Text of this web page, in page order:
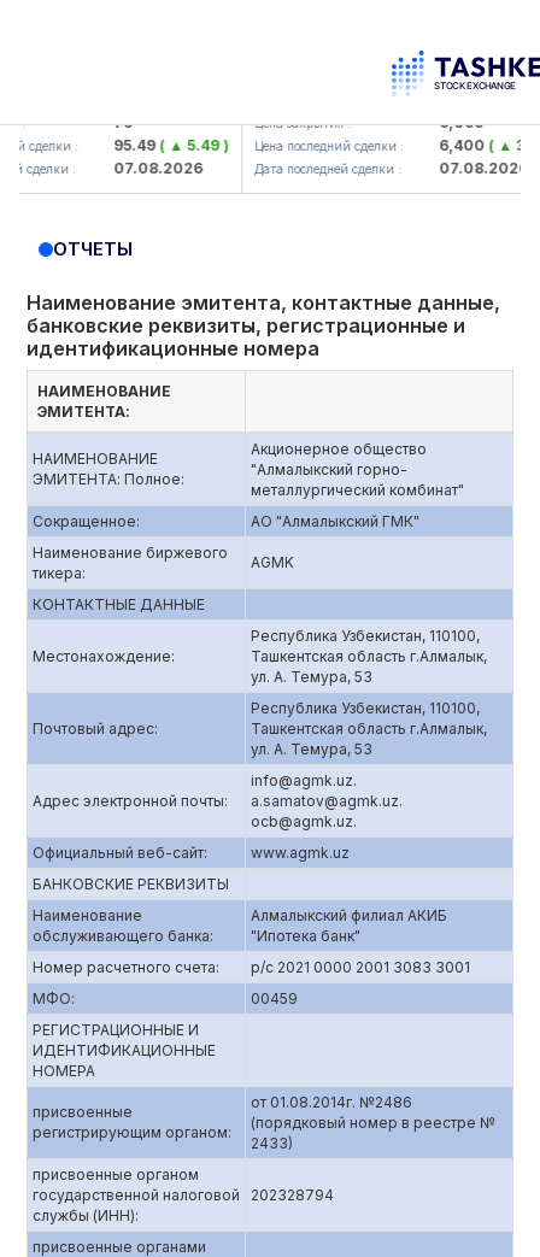
79
: 95.49( ▲ 5.49 )
: 07.08.2026
UZMK (<O'zmetkombinat> AJ)
Цена закрытия : 6,099
Цена последний сделки : 6,400( ▲
Дата последней сделки : 07.08.2026
ОТЧЕТЫ
Наименование эмитента, контактные данные,
банковские реквизиты, регистрационные и
идентификационные номера
НАИМЕНОВАНИЕ
ЭМИТЕНТА:
НАИМЕНОВАНИЕ
ЭМИТЕНТА: Полное:
Акционерное общество
"Алмалыкский горно-
металлургический комбинат"
Сокращенное:
АО "Алмалыкский ГМК"
Наименование биржевого
тикера:
AGMK
КОНТАКТНЫЕ ДАННЫЕ
Местонахождение:
Республика Узбекистан, 110100,
Ташкентская область г.Алмалык,
ул. А. Темура, 53
Почтовый адрес:
Республика Узбекистан, 110100,
Ташкентская область г.Алмалык,
ул. А. Темура, 53
Адрес электронной почты:
info@agmk.uz.
a.samatov@agmk.uz.
ocb@agmk.uz.
Официальный веб-сайт:
www.agmk.uz
БАНКОВСКИЕ РЕКВИЗИТЫ
Наименование
обслуживающего банка:
Алмалыкский филиал АКИБ
"Ипотека банк"
Номер расчетного счета:
р/с 2021 0000 2001 3083 3001
МФО:
00459
РЕГИСТРАЦИОННЫЕ И
ИДЕНТИФИКАЦИОННЫЕ
НОМЕРА
присвоенные
регистрирующим органом:
от 01.08.2014г. №2486
(порядковый номер в реестре №
2433)
присвоенные органом
государственной налоговой
службы (ИНН):
202328794
присвоенные органами